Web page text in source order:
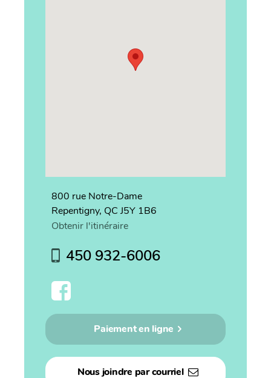
800 rue Notre-Dame
Repentigny, QC J5Y 1B6
Obtenir l'itinéraire
450 932-6006
Paiement en ligne
Nous joindre par courriel